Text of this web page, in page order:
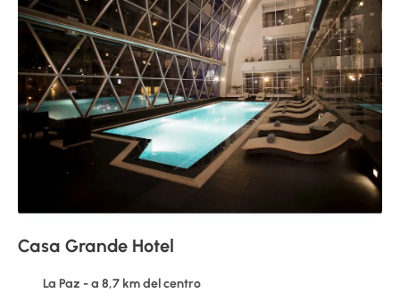
Casa Grande Hotel
La Paz - a 8,7 km del centro